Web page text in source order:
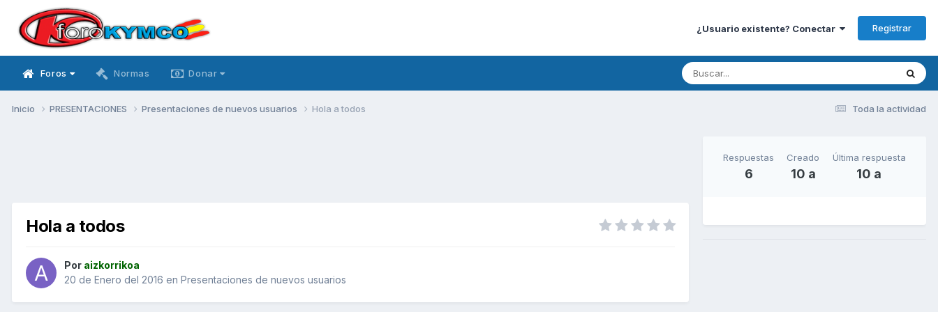
¿Usuario existente? Conectar Registrar
Foros Normas Donar
Toda la actividad
Inicio PRESENTACIONES Presentaciones de nuevos usuarios Hola a todos
Hola a todos
Por aizkorrikoa
20 de Enero del 2016 en Presentaciones de nuevos usuarios
Respuestas
6
Creado
10 a
Última respuesta
10 a